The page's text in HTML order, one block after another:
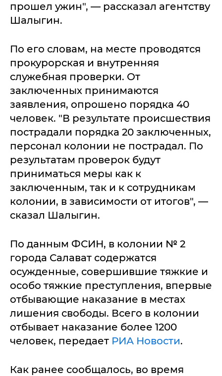
прошел ужин", — рассказал агентству
Шалыгин.
По его словам, на месте проводятся
прокурорская и внутренняя
служебная проверки. От
заключенных принимаются
заявления, опрошено порядка 40
человек. "В результате происшествия
пострадали порядка 20 заключенных,
персонал колонии не пострадал. По
результатам проверок будут
приниматься меры как к
заключенным, так и к сотрудникам
колонии, в зависимости от итогов", —
сказал Шалыгин.
По данным ФСИН, в колонии № 2
города Салават содержатся
осужденные, совершившие тяжкие и
особо тяжкие преступления, впервые
отбывающие наказание в местах
лишения свободы. Всего в колонии
отбывает наказание более 1200
человек, передает РИА Новости.
Как ранее сообщалось, во время